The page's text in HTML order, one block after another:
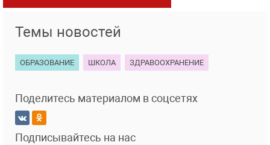
Темы новостей
ОБРАЗОВАНИЕ ШКОЛА ЗДРАВООХРАНЕНИЕ
Поделитесь материалом в соцсетях
Подписывайтесь на нас